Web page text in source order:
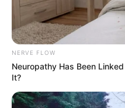
NERVE FLOW
Neuropathy Has Been
It?